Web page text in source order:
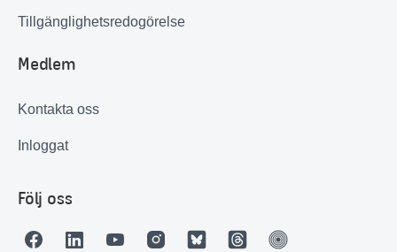
Tillgänglighetsredogörelse
Medlem
Kontakta oss
Inloggat
Följ oss